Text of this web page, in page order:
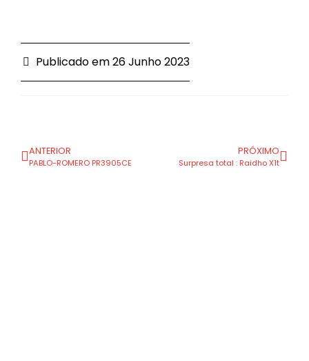
Publicado em26 Junho 2023
ANTERIOR
PABLO-ROMERO PR3905CE
PRÓXIMO
Surpresa total : Raidho X1t